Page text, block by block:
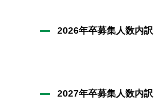
2026年卒募集人数内訳
2027年卒募集人数内訳